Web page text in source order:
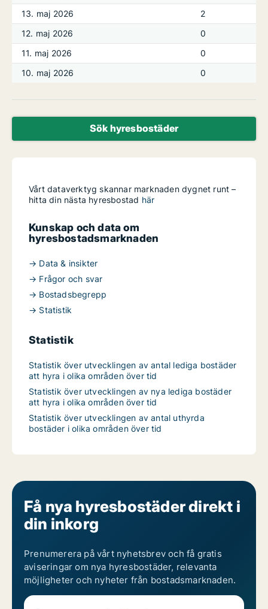
13. maj 2026
2
12. maj 2026
0
11. maj 2026
0
10. maj 2026
0
Sök hyresbostäder
Vårt dataverktyg skannar marknaden dygnet runt –
hitta din nästa hyresbostad här
Kunskap och data om
hyresbostadsmarknaden
→ Data & insikter
→ Frågor och svar
→ Bostadsbegrepp
→ Statistik
Statistik
Statistik över utvecklingen av antal lediga bostäder
att hyra i olika områden över tid
Statistik över utvecklingen av nya lediga bostäder
att hyra i olika områden över tid
Statistik över utvecklingen av antal uthyrda
bostäder i olika områden över tid
Få nya hyresbostäder direkt i
din inkorg
Prenumerera på vårt nyhetsbrev och få gratis
aviseringar om nya hyresbostäder, relevanta
möjligheter och nyheter från bostadsmarknaden.